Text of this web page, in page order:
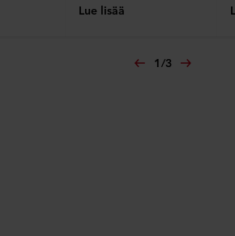
Lue lisää
1/3